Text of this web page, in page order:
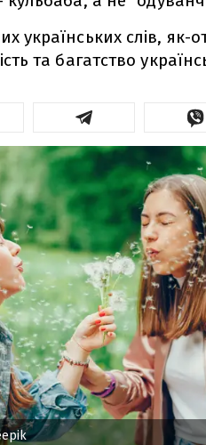
українських слів, як-
та багатство